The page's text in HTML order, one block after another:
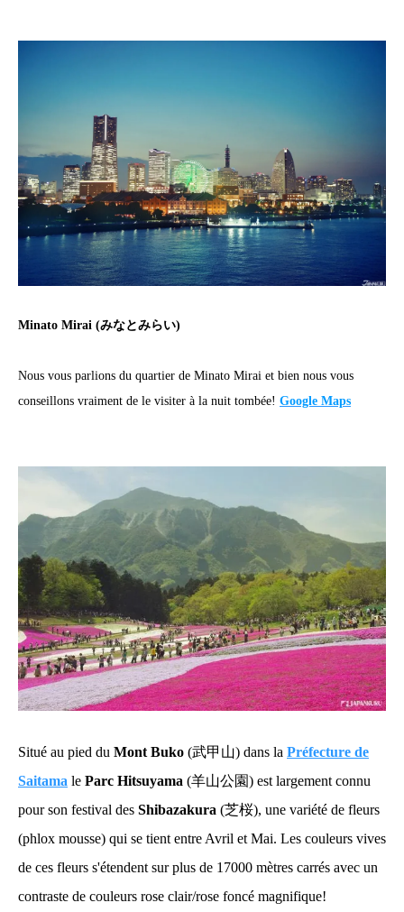
Minato Mirai (みなとみらい)
Nous vous parlions du quartier de Minato Mirai et bien nous vous
conseillons vraiment de le visiter à la nuit tombée! Google Maps
Situé au pied du Mont Buko (武甲山) dans la Préfecture de
Saitama le Parc Hitsuyama (羊山公園) est largement connu
pour son festival des Shibazakura (芝桜), une variété de fleurs
(phlox mousse) qui se tient entre Avril et Mai. Les couleurs vives
de ces fleurs s'étendent sur plus de 17000 mètres carrés avec un
contraste de couleurs rose clair/rose foncé magnifique!